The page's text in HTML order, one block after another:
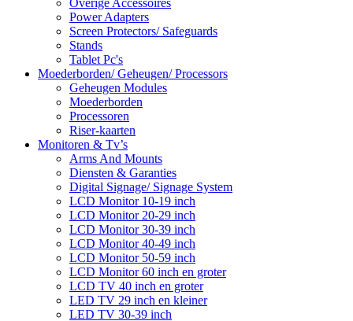
Overige Accessoires
Power Adapters
Screen Protectors/ Safeguards
Stands
Tablet Pc's
Moederborden/ Geheugen/ Processors
Geheugen Modules
Moederborden
Processoren
Riser-kaarten
Monitoren & Tv’s
Arms And Mounts
Diensten & Garanties
Digital Signage/ Signage System
LCD Monitor 10-19 inch
LCD Monitor 20-29 inch
LCD Monitor 30-39 inch
LCD Monitor 40-49 inch
LCD Monitor 50-59 inch
LCD Monitor 60 inch en groter
LCD TV 40 inch en groter
LED TV 29 inch en kleiner
LED TV 30-39 inch